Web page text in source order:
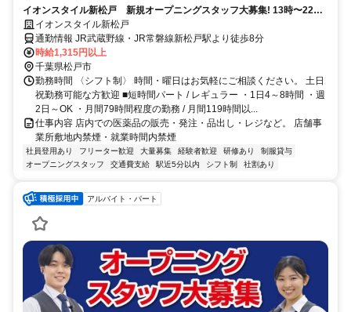
イオンスタイル新松戸 新規オープニングスタッフ大募集! 13時〜22時
募集イオンスタイル新松戸
通勤情報 JR武蔵野線・JR常磐線新松戸駅より徒歩8分
時給1,315円以上
千葉県松戸市
勤務時間 〈シフト制〉 時間・曜日はお気軽にご相談ください。 土日
祝勤務可能な方歓迎 ■短時間パート / レギュラー ・1日4～8時間 ・週
2日～OK ・月間79時間程度の勤務 / 月間119時間以...
仕事内容 店内での医薬品の販売・発注・品出し・レジなど。 店舗事
業所敷地内禁煙・就業時間内禁煙
社員登用あり フリーター歓迎 大量募集 経験者歓迎 研修あり
制服貸与
オープニングスタッフ
交通費支給 駅近5分以内 シフト制 社割あり
アルバイト・パート